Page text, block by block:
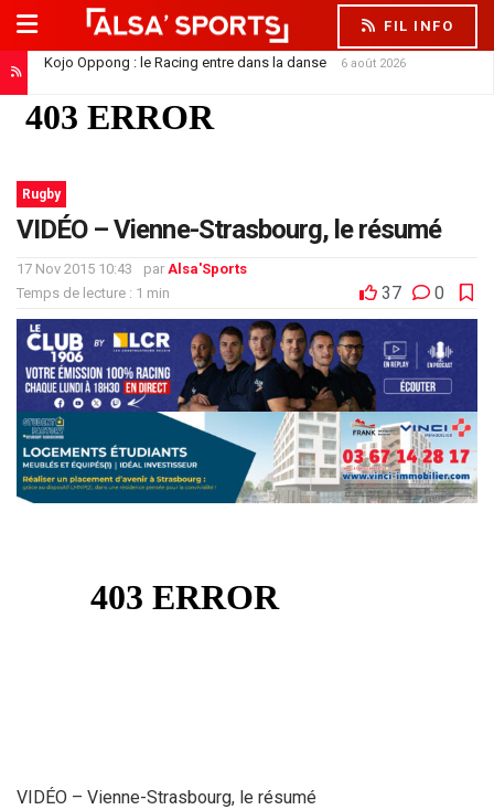
FIL INFO
Kojo Oppong : le Racing entre dans la danse
6 août 2026
Saïdou Sow file à Nantes : un départ qui libère la défense
Rugby
VIDÉO – Vienne-Strasbourg, le résumé
17 Nov 2015 10:43 par Alsa'Sports
Temps de lecture : 1 min
37 0
VIDÉO – Vienne-Strasbourg, le résumé